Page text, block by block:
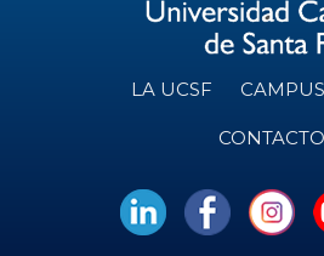
LA UCSF
CONTACTO